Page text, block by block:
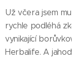
Už včera jsem
rychle podléhá
vynikající
Herbalife. A